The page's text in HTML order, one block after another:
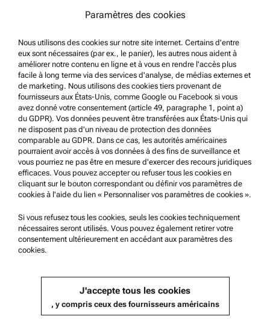
Mentions légales
Conditions d'utilisation
Marques commerciales
Système de dénonciation
Support produit
Service Certifié Anton Paar
Déclaration de sécurité
Centres techniques d’Anton Paar
Contactez-nous
Information sur l'entreprise
Relations presse
Paramètres des cookies
Nous utilisons des cookies sur notre site internet. Certains d'entre
eux sont nécessaires (par ex., le panier), les autres nous aident à
améliorer notre contenu en ligne et à vous en rendre l'accès plus
facile à long terme via des services d'analyse, de médias externes et
de marketing. Nous utilisons des cookies tiers provenant de
fournisseurs aux États-Unis, comme Google ou Facebook si vous
avez donné votre consentement (article 49, paragraphe 1, point a)
du GDPR). Vos données peuvent être transférées aux États-Unis qui
ne disposent pas d'un niveau de protection des données
comparable au GDPR. Dans ce cas, les autorités américaines
pourraient avoir accès à vos données à des fins de surveillance et
vous pourriez ne pas être en mesure d'exercer des recours juridiques
efficaces. Vous pouvez accepter ou refuser tous les cookies en
cliquant sur le bouton correspondant ou définir vos paramètres de
cookies à l'aide du lien « Personnaliser vos paramètres de cookies ».
Si vous refusez tous les cookies, seuls les cookies techniquement
nécessaires seront utilisés. Vous pouvez également retirer votre
consentement ultérieurement en accédant aux paramètres des
cookies.
J'accepte tous les cookies
, y compris ceux des fournisseurs américains